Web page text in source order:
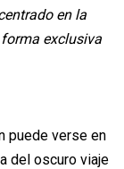
en la
exclusiva
puede verse en
del oscuro viaje